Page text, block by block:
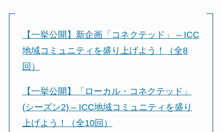
【一挙公開】新企画「コネクテッド」 – ICC
地域コミュニティを盛り上げよう！（全8
回）
【一挙公開】「ローカル・コネクテッド」
(シーズン2) – ICC地域コミュニティを盛り
上げよう！（全10回）